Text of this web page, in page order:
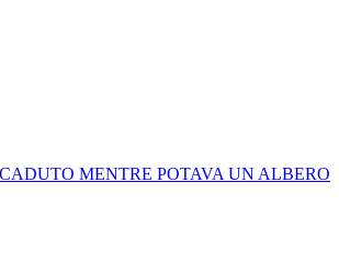
MENTRE POTAVA UN ALBERO